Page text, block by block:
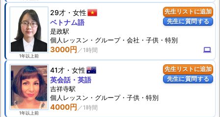
先生リストに追加
先生に質問する
1年以上前
29才 女性
3000円 computer
ベトナム語
是政駅
個人 レッスン ・グループ・会社・子供・特別
先生リストに追加
先生に質問する
1年以上前
41才 女性
4000円
英会話・英語
吉祥寺駅
個人 レッスン ・グループ・子供・特別